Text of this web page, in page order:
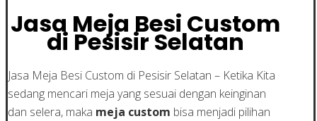
Jasa Meja Besi Custom
di Pesisir Selatan
Jasa Meja Besi Custom di Pesisir Selatan – Ketika Kita
sedang mencari meja yang sesuai dengan keinginan
dan selera, maka meja custom bisa menjadi pilihan